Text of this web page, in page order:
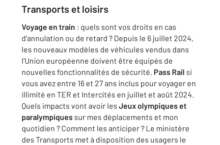
Transports et loisirs
Voyage en train : quels sont vos droits en cas
d'annulation ou de retard ? Depuis le 6 juillet 2024,
les nouveaux modèles de véhicules vendus dans
l'Union européenne doivent être équipés de
nouvelles fonctionnalités de sécurité. Pass Rail si
vous avez entre 16 et 27 ans inclus pour voyager en
illimité en TER et Intercités en juillet et août 2024.
Quels impacts vont avoir les Jeux olympiques et
paralympiques sur mes déplacements et mon
quotidien ? Comment les anticiper ? Le ministère
des Transports met à disposition des usagers le